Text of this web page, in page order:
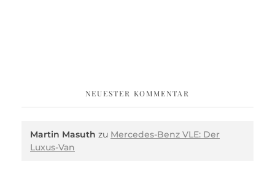
NEUESTER KOMMENTAR
Martin Masuth zu Mercedes-Benz VLE: Der
Luxus-Van